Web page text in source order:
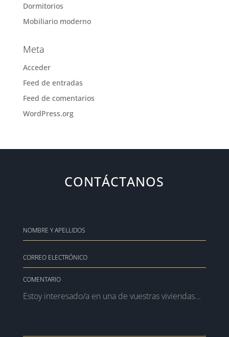
Dormitorios
Mobiliario moderno
Meta
Acceder
Feed de entradas
Feed de comentarios
WordPress.org
CONTÁCTANOS
COMENTARIO